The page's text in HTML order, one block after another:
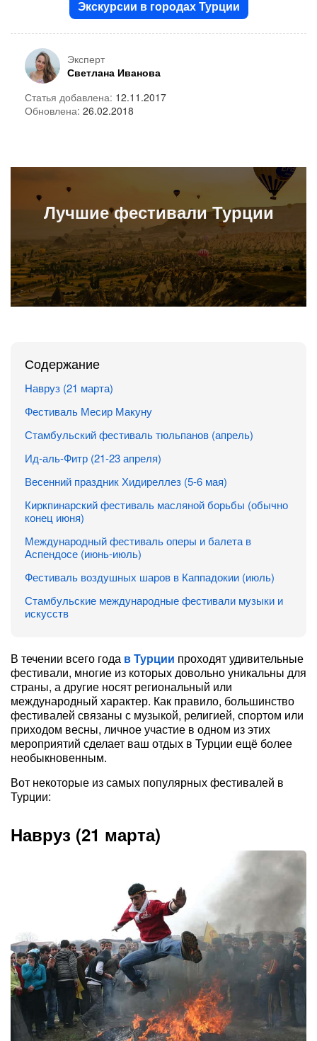
Экскурсии в городах Турции
Эксперт
Светлана Иванова
Статья добавлена: 12.11.2017
Обновлена: 26.02.2018
Лучшиефестивали Турции
Содержание
Навруз (21 марта)
Фестиваль Месир Макуну
Стамбульский фестиваль тюльпанов (апрель)
Ид-аль-Фитр (21-23 апреля)
Весенний праздник Хидиреллез (5-6 мая)
Киркпинарский фестиваль масляной борьбы (обычно
конец июня)
Международный фестиваль оперы и балета в
Аспендосе (июнь-июль)
Фестиваль воздушных шаров в Каппадокии (июль)
Стамбульские международные фестивали музыки и
искусств
В течении всего года в Турции проходят удивительные
фестивали, многие из которых довольно уникальны для
страны, а другие носят региональный или
международный характер. Как правило, большинство
фестивалей связаны с музыкой, религией, спортом или
приходом весны, личное участие в одном из этих
мероприятий сделает ваш отдых в Турции ещё более
необыкновенным.
Вот некоторые из самых популярных фестивалей в
Турции:
Навруз (21 марта)